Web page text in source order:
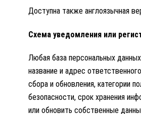
Доступна также англоязычная
Схема уведомления или
Любая база персональных
название и адрес
сбора и обновления, категории
безопасности, срок хранения
или обновить собственные